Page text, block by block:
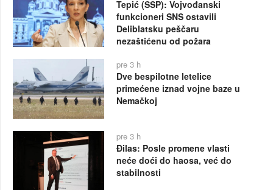
Tepić (SSP): Vojvođanski
funkcioneri SNS ostavili
Deliblatsku peščaru
nezaštićenu od požara
pre 3 h
Dve bespilotne letelice
primećene iznad vojne baze u
Nemačkoj
pre 3 h
Đilas: Posle promene vlasti
neće doći do haosa, već do
stabilnosti